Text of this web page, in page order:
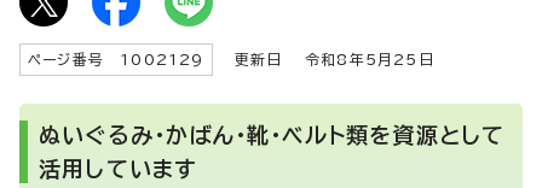
ページ番号 1002129 更新日 令和8年5月25日
ぬいぐるみ・かばん・靴・ベルト類を資源として
活用しています